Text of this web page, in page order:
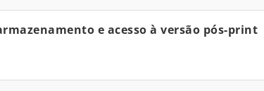
e acesso à versão pós-print